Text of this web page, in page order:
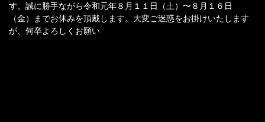
す。誠に勝手ながら令和元年８月１１日（土）〜８月１６日
（金）までお休みを頂戴します。大変ご迷惑をお掛けいたします
が、何卒よろしくお願い